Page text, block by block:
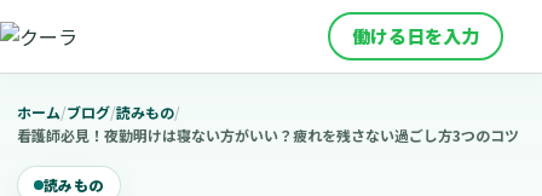
働ける日を入力
ホーム/ブログ/読みもの/
看護師必見！夜勤明けは寝ない方がいい？疲れを残さない過ごし方3つのコツ
読みもの